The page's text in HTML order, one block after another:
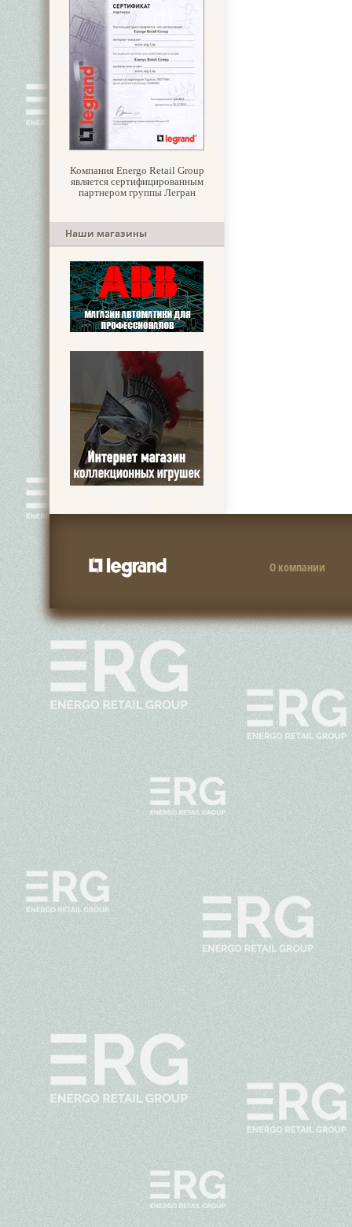
Компания Energo Retail Group
является сертифицированным
партнером группы Легран
Наши магазины
О компании